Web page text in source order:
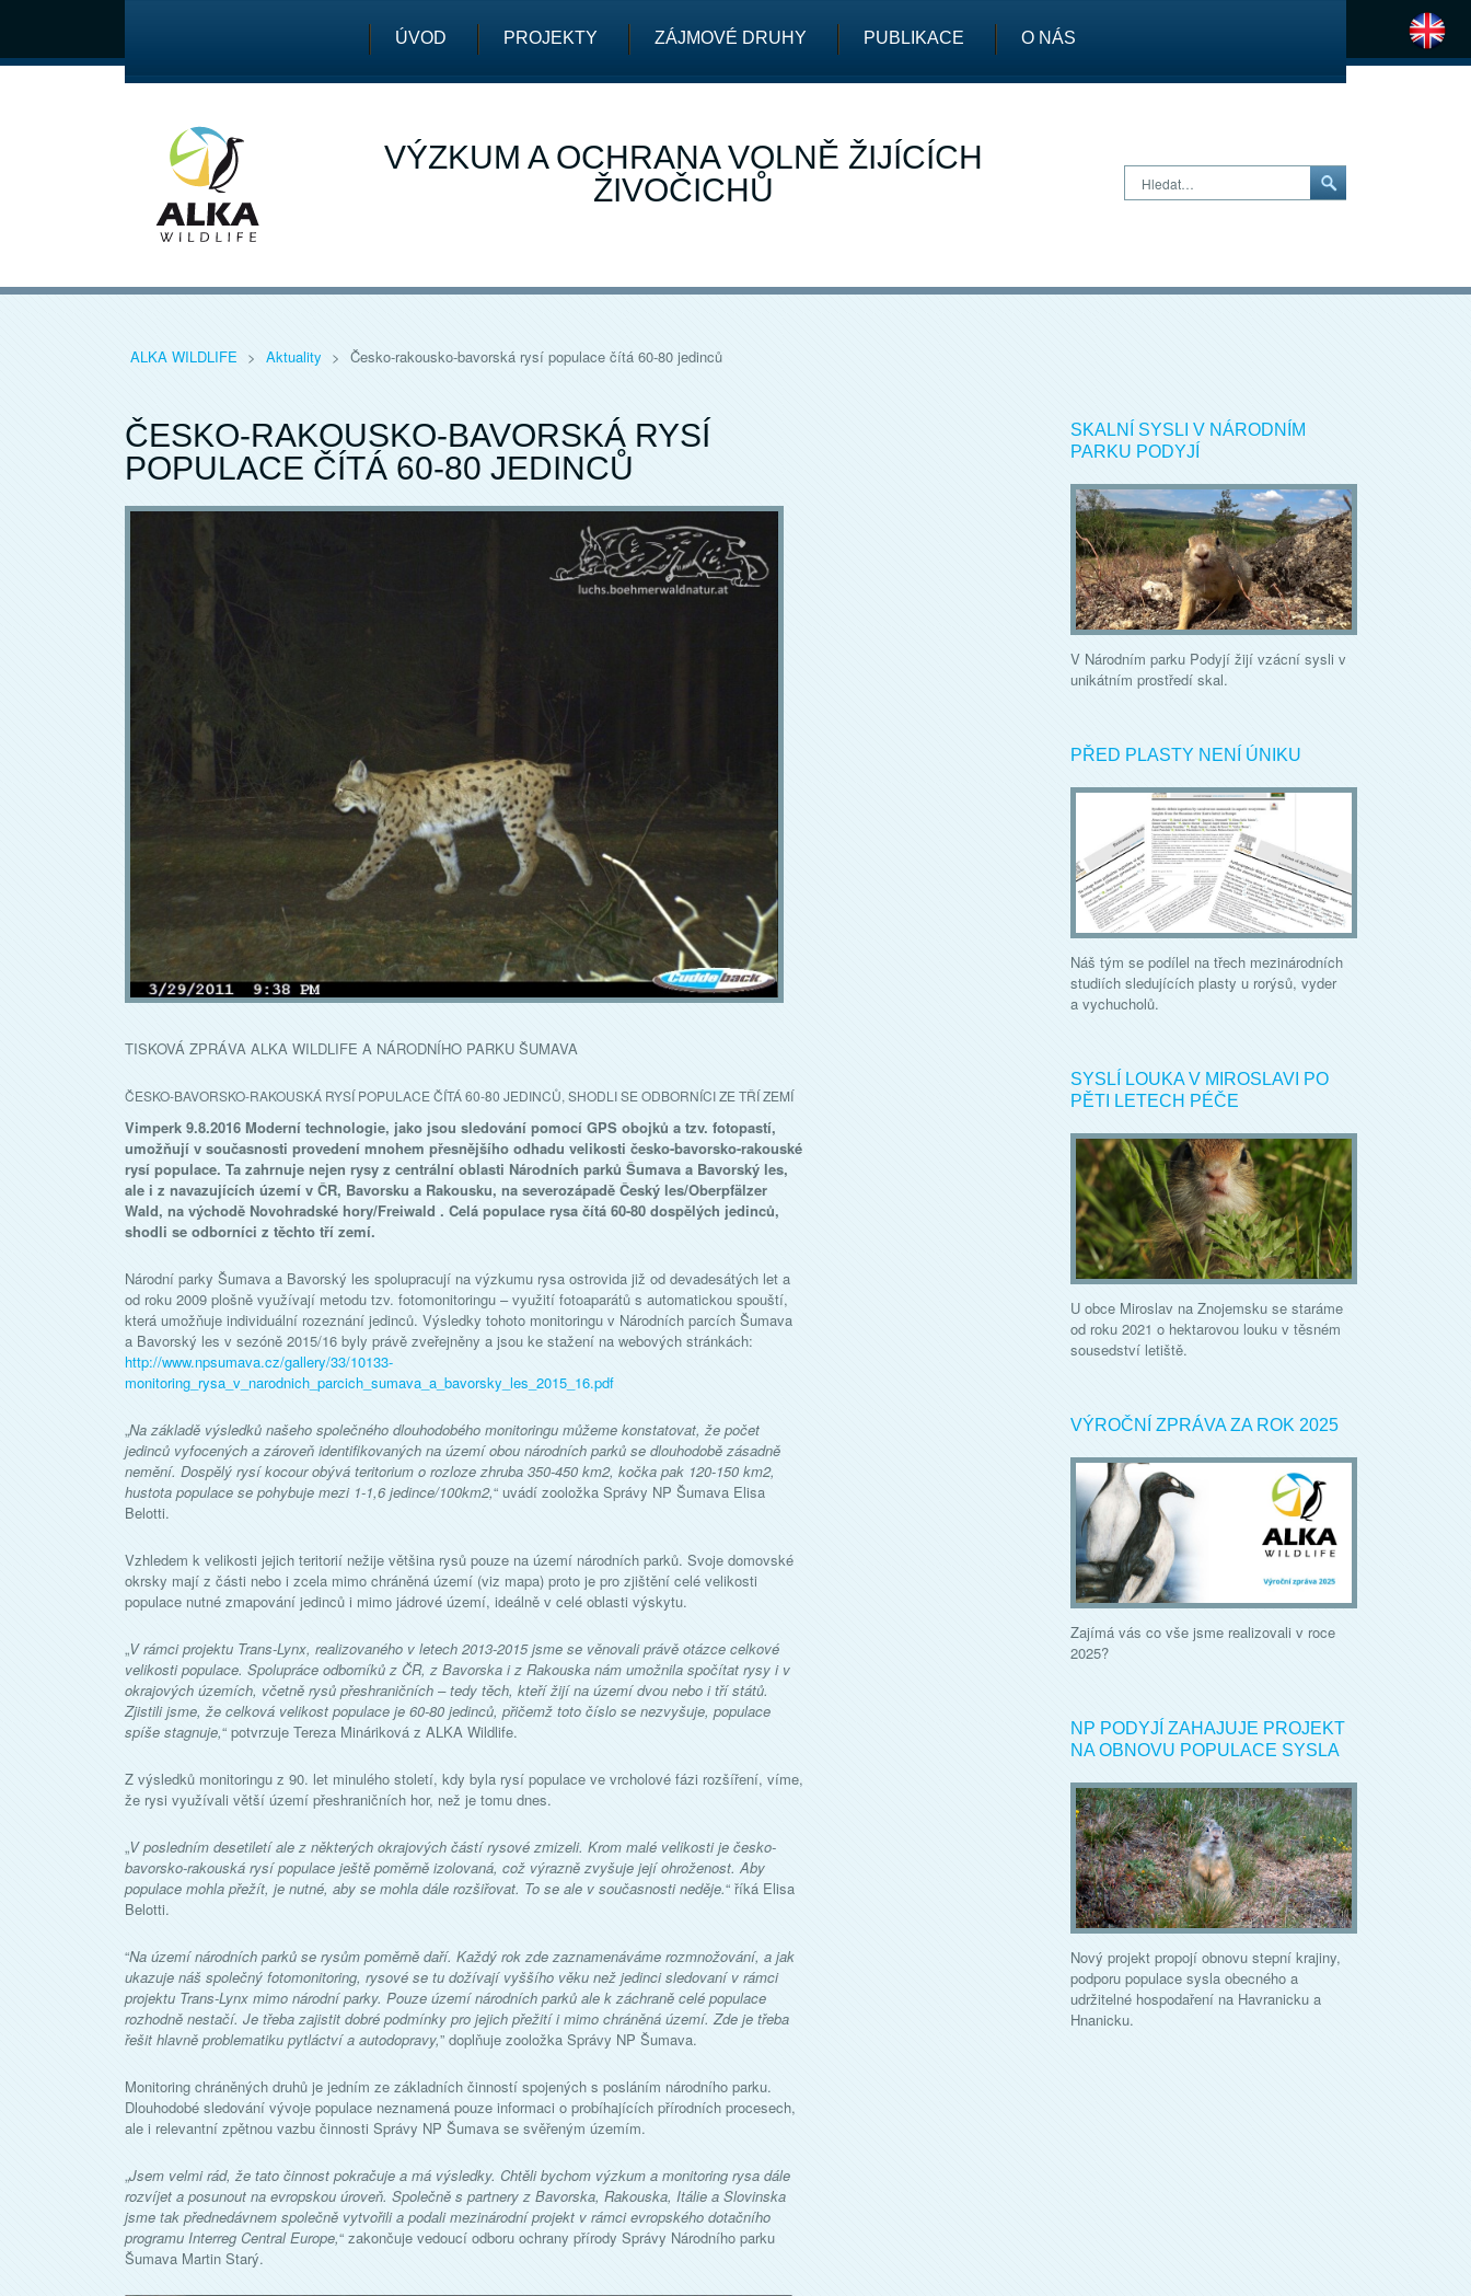
ÚVOD PROJEKTY ZÁJMOVÉ DRUHY PUBLIKACE O NÁS
VÝZKUM A OCHRANA VOLNĚ ŽIJÍCÍCH
ŽIVOČICHŮ
Hledat…
ALKA WILDLIFE > Aktuality > Česko-rakousko-bavorská rysí populace čítá 60-80 jedinců
ČESKO-RAKOUSKO-BAVORSKÁ RYSÍ
POPULACE ČÍTÁ 60-80 JEDINCŮ
TISKOVÁ ZPRÁVA ALKA WILDLIFE A NÁRODNÍHO PARKU ŠUMAVA
ČESKO-BAVORSKO-RAKOUSKÁ RYSÍ POPULACE ČÍTÁ 60-80 JEDINCŮ, SHODLI SE ODBORNÍCI ZE TŘÍ ZEMÍ
Vimperk 9.8.2016 Moderní technologie, jako jsou sledování pomocí GPS obojků a tzv. fotopastí,
umožňují v současnosti provedení mnohem přesnějšího odhadu velikosti česko-bavorsko-rakouské
rysí populace. Ta zahrnuje nejen rysy z centrální oblasti Národních parků Šumava a Bavorský les,
ale i z navazujících území v ČR, Bavorsku a Rakousku, na severozápadě Český les/Oberpfälzer
Wald, na východě Novohradské hory/Freiwald . Celá populace rysa čítá 60-80 dospělých jedinců,
shodli se odborníci z těchto tří zemí.
Národní parky Šumava a Bavorský les spolupracují na výzkumu rysa ostrovida již od devadesátých let a
od roku 2009 plošně využívají metodu tzv. fotomonitoringu – využití fotoaparátů s automatickou spouští,
která umožňuje individuální rozeznání jedinců. Výsledky tohoto monitoringu v Národních parcích Šumava
a Bavorský les v sezóně 2015/16 byly právě zveřejněny a jsou ke stažení na webových stránkách:
http://www.npsumava.cz/gallery/33/10133-
monitoring_rysa_v_narodnich_parcich_sumava_a_bavorsky_les_2015_16.pdf
„Na základě výsledků našeho společného dlouhodobého monitoringu můžeme konstatovat, že počet
jedinců vyfocených a zároveň identifikovaných na území obou národních parků se dlouhodobě zásadně
nemění. Dospělý rysí kocour obývá teritorium o rozloze zhruba 350-450 km2, kočka pak 120-150 km2,
hustota populace se pohybuje mezi 1-1,6 jedince/100km2,“ uvádí zooložka Správy NP Šumava Elisa
Belotti.
Vzhledem k velikosti jejich teritorií nežije většina rysů pouze na území národních parků. Svoje domovské
okrsky mají z části nebo i zcela mimo chráněná území (viz mapa) proto je pro zjištění celé velikosti
populace nutné zmapování jedinců i mimo jádrové území, ideálně v celé oblasti výskytu.
„V rámci projektu Trans-Lynx, realizovaného v letech 2013-2015 jsme se věnovali právě otázce celkové
velikosti populace. Spolupráce odborníků z ČR, z Bavorska i z Rakouska nám umožnila spočítat rysy i v
okrajových územích, včetně rysů přeshraničních – tedy těch, kteří žijí na území dvou nebo i tří států.
Zjistili jsme, že celková velikost populace je 60-80 jedinců, přičemž toto číslo se nezvyšuje, populace
spíše stagnuje,“ potvrzuje Tereza Mináriková z ALKA Wildlife.
Z výsledků monitoringu z 90. let minulého století, kdy byla rysí populace ve vrcholové fázi rozšíření, víme,
že rysi využívali větší území přeshraničních hor, než je tomu dnes.
„V posledním desetiletí ale z některých okrajových částí rysové zmizeli. Krom malé velikosti je česko-
bavorsko-rakouská rysí populace ještě poměrně izolovaná, což výrazně zvyšuje její ohroženost. Aby
populace mohla přežít, je nutné, aby se mohla dále rozšiřovat. To se ale v současnosti neděje.“ říká Elisa
Belotti.
“Na území národních parků se rysům poměrně daří. Každý rok zde zaznamenáváme rozmnožování, a jak
ukazuje náš společný fotomonitoring, rysové se tu dožívají vyššího věku než jedinci sledovaní v rámci
projektu Trans-Lynx mimo národní parky. Pouze území národních parků ale k záchraně celé populace
rozhodně nestačí. Je třeba zajistit dobré podmínky pro jejich přežití i mimo chráněná území. Zde je třeba
řešit hlavně problematiku pytláctví a autodopravy,” doplňuje zooložka Správy NP Šumava.
Monitoring chráněných druhů je jedním ze základních činností spojených s posláním národního parku.
Dlouhodobé sledování vývoje populace neznamená pouze informaci o probíhajících přírodních procesech,
ale i relevantní zpětnou vazbu činnosti Správy NP Šumava se svěřeným územím.
„Jsem velmi rád, že tato činnost pokračuje a má výsledky. Chtěli bychom výzkum a monitoring rysa dále
rozvíjet a posunout na evropskou úroveň. Společně s partnery z Bavorska, Rakouska, Itálie a Slovinska
jsme tak přednedávnem společně vytvořili a podali mezinárodní projekt v rámci evropského dotačního
programu Interreg Central Europe,“ zakončuje vedoucí odboru ochrany přírody Správy Národního parku
Šumava Martin Starý.
SKALNÍ SYSLI V NÁRODNÍM
PARKU PODYJÍ
V Národním parku Podyjí žijí vzácní sysli v
unikátním prostředí skal.
PŘED PLASTY NENÍ ÚNIKU
Náš tým se podílel na třech mezinárodních
studiích sledujících plasty u rorýsů, vyder
a vychucholů.
SYSLÍ LOUKA V MIROSLAVI PO
PĚTI LETECH PÉČE
U obce Miroslav na Znojemsku se staráme
od roku 2021 o hektarovou louku v těsném
sousedství letiště.
VÝROČNÍ ZPRÁVA ZA ROK 2025
Zajímá vás co vše jsme realizovali v roce
2025?
NP PODYJÍ ZAHAJUJE PROJEKT
NA OBNOVU POPULACE SYSLA
Nový projekt propojí obnovu stepní krajiny,
podporu populace sysla obecného a
udržitelné hospodaření na Havranicku a
Hnanicku.